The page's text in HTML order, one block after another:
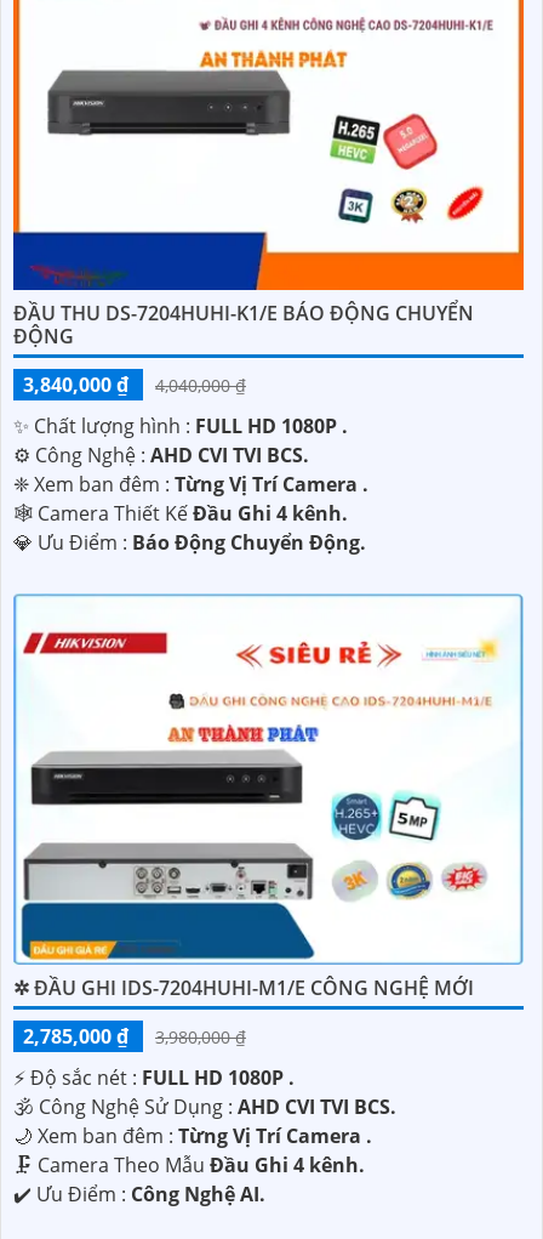
ĐẦU THU DS-7204HUHI-K1/E BÁO ĐỘNG CHUYỂN
ĐỘNG
3,840,000 ₫
4,040,000 ₫
✨ Chất lượng hình : FULL HD 1080P .
⚙ Công Nghệ : AHD CVI TVI BCS.
❈ Xem ban đêm : Từng Vị Trí Camera .
🕸️ Camera Thiết KếĐầu Ghi 4 kênh.
️💎 Ưu Điểm : Báo Động Chuyển Động.
✲ ĐẦU GHI IDS-7204HUHI-M1/E CÔNG NGHỆ MỚI
2,785,000 ₫
3,980,000 ₫
️⚡ Độ sắc nét : FULL HD 1080P .
🕉️ Công Nghệ Sử Dụng : AHD CVI TVI BCS.
🌙 Xem ban đêm : Từng Vị Trí Camera .
🗜️ Camera Theo Mẫu Đầu Ghi 4 kênh.
️✔️ Ưu Điểm : Công Nghệ AI.